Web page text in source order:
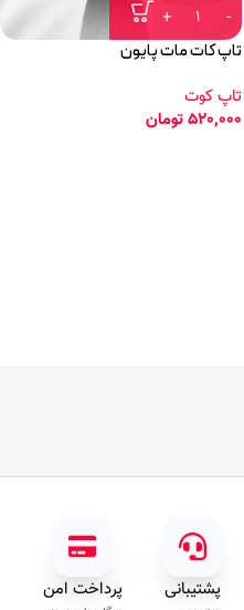
تاپ کات مات پایون
تاپ کوت
520,000تومان
پشتیبانی
پرداخت امن